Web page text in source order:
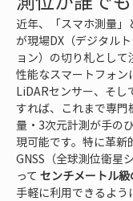
近年、「スマホ測量
が現場DX（デジタル
ョン）の切り札とし
性能なスマートフォン
LiDARセンサー、そし
すれば、これまで専門
量・3次元計測が手の
現可能です。特に革新
GNSS（全球測位衛星
って センチメートル
手軽に利用できるよう